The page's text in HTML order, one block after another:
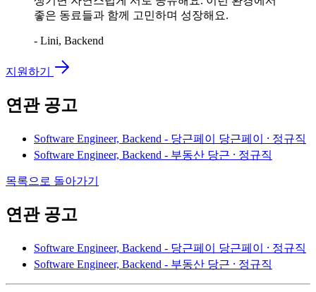
좋은 동료들과 함께 고민하며 성장해요.
- Lini, Backend
지원하기
연관 공고
Software Engineer, Backend - 당근페이
당근페이 ⸱ 정규직
Software Engineer, Backend - 부동산 당근 ⸱ 정규직
목록으로 돌아가기
연관 공고
Software Engineer, Backend - 당근페이
당근페이 ⸱ 정규직
Software Engineer, Backend - 부동산 당근 ⸱ 정규직